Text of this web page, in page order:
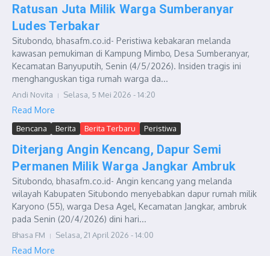
Ratusan Juta Milik Warga Sumberanyar
Ludes Terbakar
Situbondo, bhasafm.co.id- Peristiwa kebakaran melanda
kawasan pemukiman di Kampung Mimbo, Desa Sumberanyar,
Kecamatan Banyuputih, Senin (4/5/2026). Insiden tragis ini
menghanguskan tiga rumah warga da...
Andi Novita Selasa, 5 Mei 2026 - 14:20
Read More
Bencana Berita Berita Terbaru Peristiwa
Diterjang Angin Kencang, Dapur Semi
Permanen Milik Warga Jangkar Ambruk
Situbondo, bhasafm.co.id- Angin kencang yang melanda
wilayah Kabupaten Situbondo menyebabkan dapur rumah milik
Karyono (55), warga Desa Agel, Kecamatan Jangkar, ambruk
pada Senin (20/4/2026) dini hari...
Bhasa FM Selasa, 21 April 2026 - 14:00
Read More